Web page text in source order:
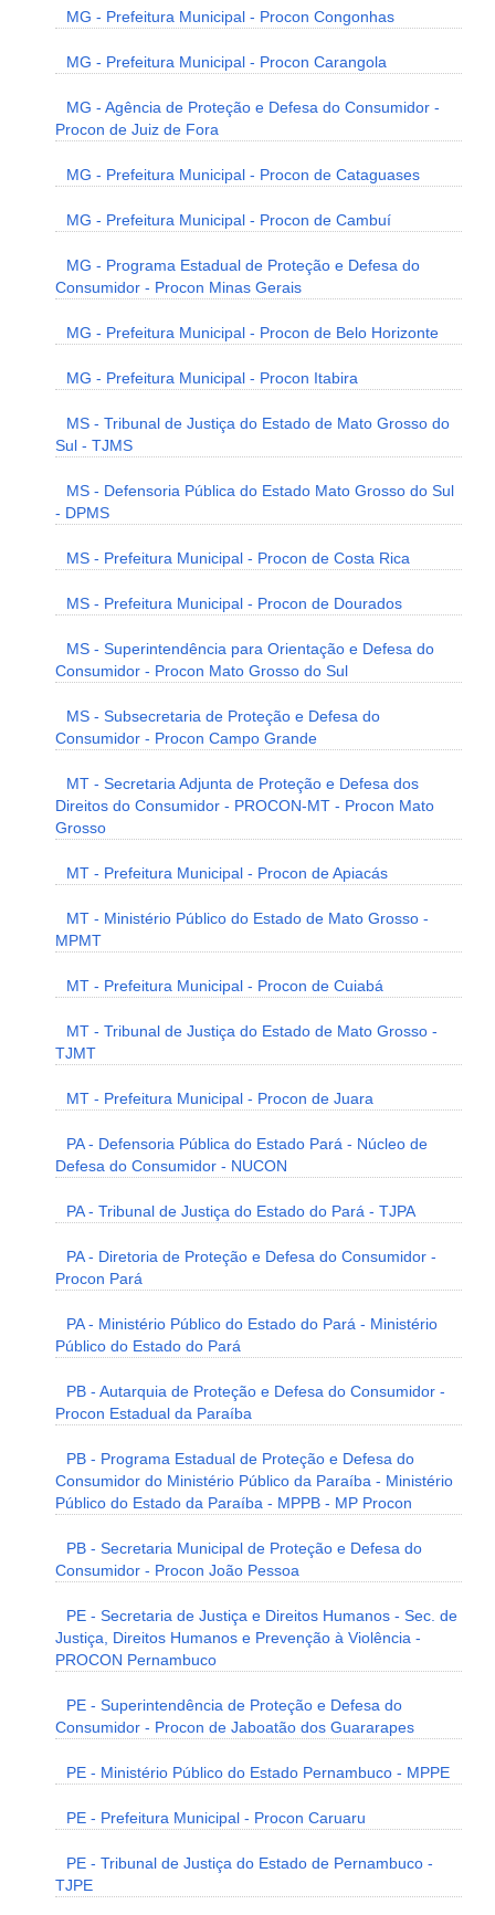
MG - Prefeitura Municipal - Procon Congonhas
MG - Prefeitura Municipal - Procon Carangola
MG - Agência de Proteção e Defesa do Consumidor -
Procon de Juiz de Fora
MG - Prefeitura Municipal - Procon de Cataguases
MG - Prefeitura Municipal - Procon de Cambuí
MG - Programa Estadual de Proteção e Defesa do
Consumidor - Procon Minas Gerais
MG - Prefeitura Municipal - Procon de Belo Horizonte
MG - Prefeitura Municipal - Procon Itabira
MS - Tribunal de Justiça do Estado de Mato Grosso do
Sul - TJMS
MS - Defensoria Pública do Estado Mato Grosso do Sul
- DPMS
MS - Prefeitura Municipal - Procon de Costa Rica
MS - Prefeitura Municipal - Procon de Dourados
MS - Superintendência para Orientação e Defesa do
Consumidor - Procon Mato Grosso do Sul
MS - Subsecretaria de Proteção e Defesa do
Consumidor - Procon Campo Grande
MT - Secretaria Adjunta de Proteção e Defesa dos
Direitos do Consumidor - PROCON-MT - Procon Mato
Grosso
MT - Prefeitura Municipal - Procon de Apiacás
MT - Ministério Público do Estado de Mato Grosso -
MPMT
MT - Prefeitura Municipal - Procon de Cuiabá
MT - Tribunal de Justiça do Estado de Mato Grosso -
TJMT
MT - Prefeitura Municipal - Procon de Juara
PA - Defensoria Pública do Estado Pará - Núcleo de
Defesa do Consumidor - NUCON
PA - Tribunal de Justiça do Estado do Pará - TJPA
PA - Diretoria de Proteção e Defesa do Consumidor -
Procon Pará
PA - Ministério Público do Estado do Pará - Ministério
Público do Estado do Pará
PB - Autarquia de Proteção e Defesa do Consumidor -
Procon Estadual da Paraíba
PB - Programa Estadual de Proteção e Defesa do
Consumidor do Ministério Público da Paraíba - Ministério
Público do Estado da Paraíba - MPPB - MP Procon
PB - Secretaria Municipal de Proteção e Defesa do
Consumidor - Procon João Pessoa
PE - Secretaria de Justiça e Direitos Humanos - Sec. de
Justiça, Direitos Humanos e Prevenção à Violência -
PROCON Pernambuco
PE - Superintendência de Proteção e Defesa do
Consumidor - Procon de Jaboatão dos Guararapes
PE - Ministério Público do Estado Pernambuco - MPPE
PE - Prefeitura Municipal - Procon Caruaru
PE - Tribunal de Justiça do Estado de Pernambuco -
TJPE